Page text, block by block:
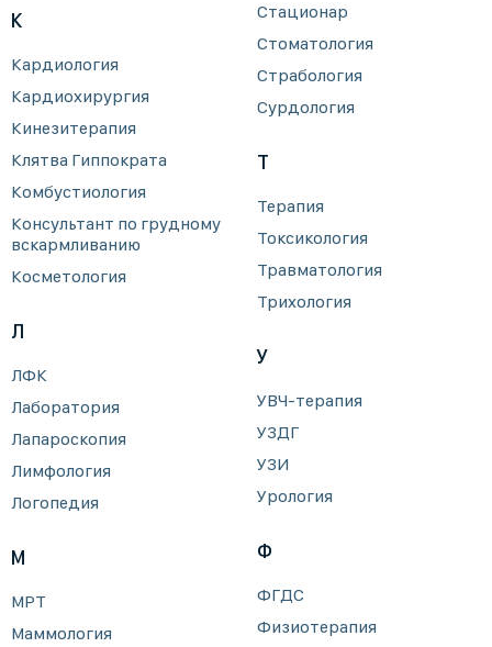
К
Кардиология
Кардиохирургия
Кинезитерапия
Клятва Гиппократа
Комбустиология
Консультант по грудному
вскармливанию
Косметология
Л
ЛФК
Лаборатория
Лапароскопия
Лимфология
Логопедия
М
МРТ
Маммология
Стационар
Стоматология
Страбология
Сурдология
Т
Терапия
Токсикология
Травматология
Трихология
У
УВЧ-терапия
УЗДГ
УЗИ
Урология
Ф
ФГДС
Физиотерапия